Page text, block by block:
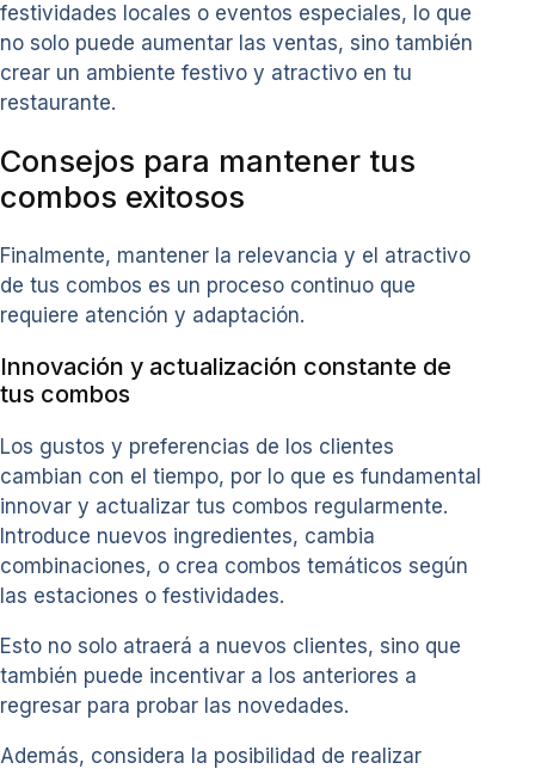
festividades locales o eventos especiales, lo que
no solo puede aumentar las ventas, sino también
crear un ambiente festivo y atractivo en tu
restaurante.
Consejos para mantener tus
combos exitosos
Finalmente, mantener la relevancia y el atractivo
de tus combos es un proceso continuo que
requiere atención y adaptación.
Innovación y actualización constante de
tus combos
Los gustos y preferencias de los clientes
cambian con el tiempo, por lo que es fundamental
innovar y actualizar tus combos regularmente.
Introduce nuevos ingredientes, cambia
combinaciones, o crea combos temáticos según
las estaciones o festividades.
Esto no solo atraerá a nuevos clientes, sino que
también puede incentivar a los anteriores a
regresar para probar las novedades.
Además, considera la posibilidad de realizar